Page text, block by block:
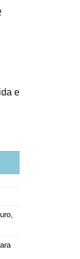
e
Ouro
,